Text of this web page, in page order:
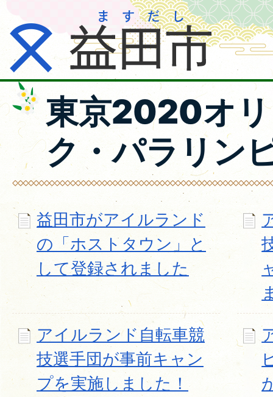
東京2020オ
ク・パラリン
益田市がアイルランド
の「ホストタウン」と
して登録されました
アイルランド自転車競
技選手団が事前キャン
プを実施しました！